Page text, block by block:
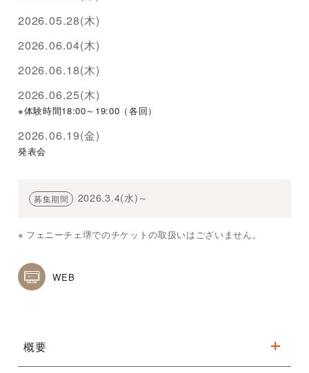
2026.05.28(木)
2026.06.04(木)
2026.06.18(木)
2026.06.25(木)
※体験時間18:00～19:00（各回）
2026.06.19(金)
発表会
募集期間 2026.3.4(水)～
フェニーチェ堺でのチケットの取扱いはございません。
WEB
概要